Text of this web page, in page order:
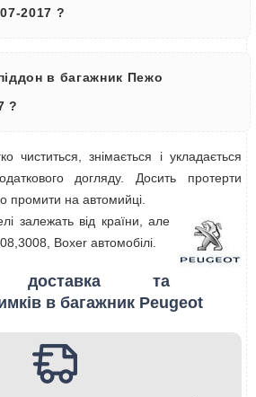
2017 ?
в багажник Пежо
?
чиститься, знімається і укладається
догляду. Досить протерти
промити на автомийці.
залежать від країни, але
Boxer автомобілі.
доставка та
в багажник Peugeot